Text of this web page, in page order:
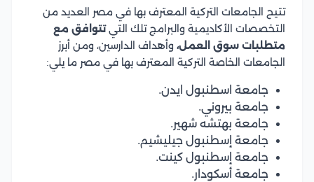
تتيح الجامعات التركية المعترف بها في مصر العديد من
التخصصات الأكاديمية والبرامج تلك التيتتوافق مع
متطلبات سوق العمل، وأهداف الدارسين، ومن أبرز
الجامعات الخاصة التركية المعترف بها في مصر ما يلي:
جامعة اسطنبول ايدن.
جامعة بيروني.
جامعة بهتشه شهير.
جامعة إسطنبول جيليشيم.
جامعة إسطنبول كينت.
جامعة أسكودار.